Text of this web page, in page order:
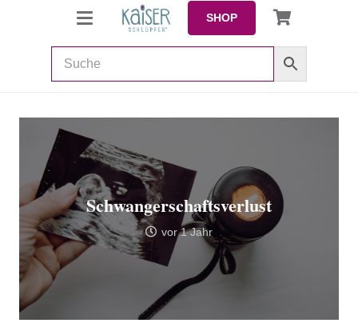
SHOP
Schwangerschaftsverlust
vor 1 Jahr